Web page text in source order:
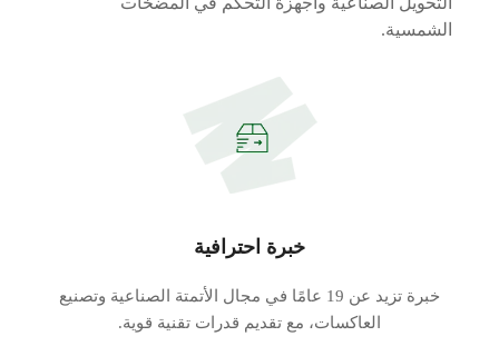
الشمسية.
خبرة احترافية
خبرة تزيد عن 19 عامًا في مجال الأتمتة الصناعية وتصنيع
العاكسات، مع تقديم قدرات تقنية قوية.